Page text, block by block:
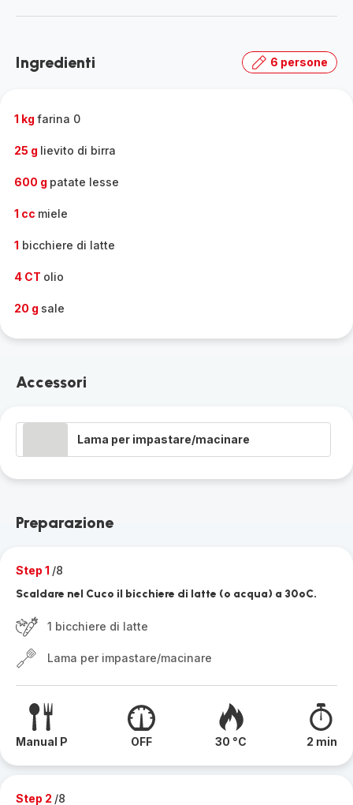
dettagli
la
Ingredienti 6 persone
1 kg farina 0
25 g lievito di birra
600 g patate lesse
1 cc miele
1 bicchiere di latte
4 CT olio
20 g sale
Accessori
Lama per impastare/macinare
Preparazione
Step 1 /8
Scaldare nel Cuco il bicchiere di latte (o acqua) a 30ºC.
1 bicchiere di latte
Lama per impastare/macinare
Manual P OFF 30 °C 2 min
Step 2 /8